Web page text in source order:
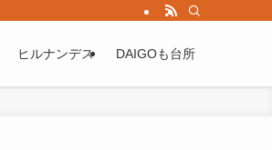
ヒルナンデス DAIGOも台所